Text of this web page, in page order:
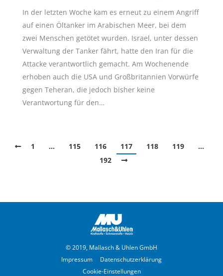
In der letzten Woche kam es erneut zu einem Angriff
auf einen Öltanker im Arabischen Meer, bei dem
zwei Menschen getötet wurden. Israel, unter dessen
Verwaltung der Tanker fährt, hatte den Iran für die
Attacke verantwortlich gemacht. Am Wochenende
erhoben auch die USA und Großbritannien Vorwürfe
gegen Teheran, die jedoch bisher keine
Verantwortung für den…
1 … 115 116 117 118 119
…
192
© 2019, Mallasch & Uhlen GmbH
Impressum
Datenschutzerklärung
Cookie-Einstellungen